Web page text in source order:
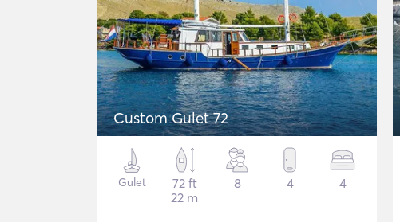
Custom Gulet 72
Gulet
72 ft
22 m
8 4 4